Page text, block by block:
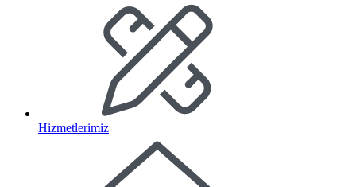
Hizmetlerimiz